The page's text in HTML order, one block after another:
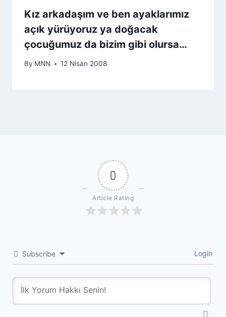
Kız arkadaşım ve ben ayaklarımız
açık yürüyoruz ya doğacak
çocuğumuz da bizim gibi olursa…
By MNN 12 Nisan 2008
0
Article Rating
Subscribe Login